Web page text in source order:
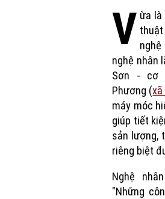
V ừa là
nghệ nhân
Sơn - cơ
Phương (xã
máy móc
giúp tiết
sản lượng,
riêng biệt
Nghệ
"Những